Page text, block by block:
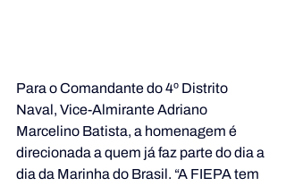
Para o Comandante do 4º Distrito
Naval, Vice-Almirante Adriano
Marcelino Batista, a homenagem é
direcionada a quem já faz parte do dia a
dia da Marinha do Brasil. “A FIEPA tem